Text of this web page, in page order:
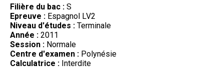
Filière du bac : S
Epreuve : Espagnol LV2
Niveau d'études : Terminale
Année : 2011
Session : Normale
Centre d'examen : Polynésie
Calculatrice : Interdite